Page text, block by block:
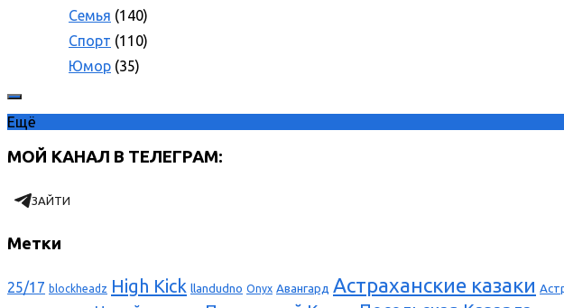
Семья (140)
Спорт (110)
Юмор (35)
Ещё
МОЙ КАНАЛ В ТЕЛЕГРАМ:
ЗАЙТИ
Метки
25/17 blockheadz High Kick llandudno Onyx Авангард Астраханские казаки